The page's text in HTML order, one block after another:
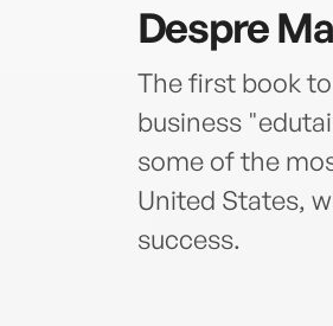
Despre
The first book
business
some of the
United States,
success.